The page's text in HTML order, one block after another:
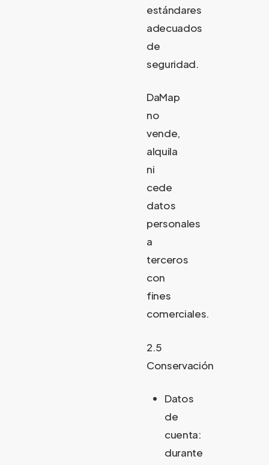
estándares
adecuados
de
seguridad.
DaMap
no
vende,
alquila
ni
cede
datos
personales
a
terceros
con
fines
comerciales.
2.5
Conservación
Datos
de
cuenta:
durante